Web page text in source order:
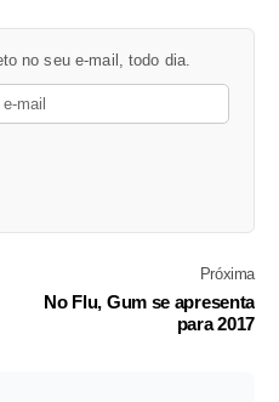
no seu e-mail, todo dia.
Próxima
No Flu, Gum se apresenta
para 2017